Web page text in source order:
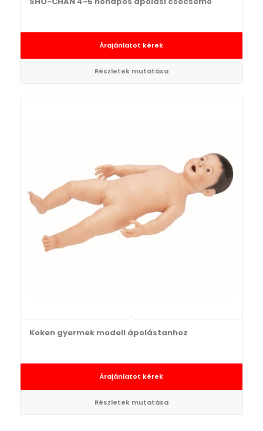
Árajánlatot kérek
Részletek mutatása
Koken gyermek modell ápolástanhoz
Árajánlatot kérek
Részletek mutatása